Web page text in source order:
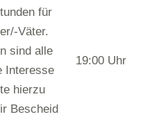
für
Väter.
sind alle
Interesse
hierzu
Bescheid
19:00 Uhr